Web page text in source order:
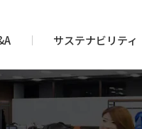
サステナビリティ